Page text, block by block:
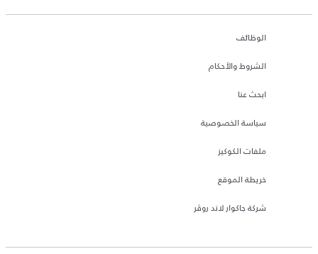
الوظائف
الشروط والأحكام
ابحث عنا
سياسة الخصوصية
ملفات الكوكيز
خريطة الموقع
شركة جاكوار لاند روڤر